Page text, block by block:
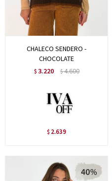
CHALECO SENDERO -
CHOCOLATE
$ 3.220 $4.600
$ 2.639